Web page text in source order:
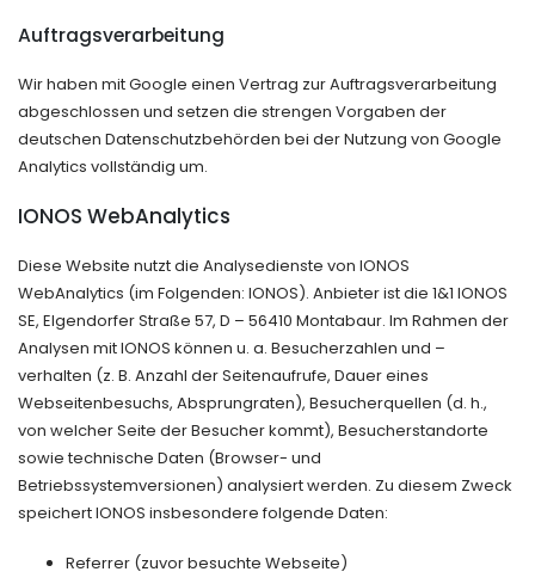
Auftragsverarbeitung
Wir haben mit Google einen Vertrag zur Auftragsverarbeitung
abgeschlossen und setzen die strengen Vorgaben der
deutschen Datenschutzbehörden bei der Nutzung von Google
Analytics vollständig um.
IONOS WebAnalytics
Diese Website nutzt die Analysedienste von IONOS
WebAnalytics (im Folgenden: IONOS). Anbieter ist die 1&1 IONOS
SE, Elgendorfer Straße 57, D – 56410 Montabaur. Im Rahmen der
Analysen mit IONOS können u. a. Besucherzahlen und –
verhalten (z. B. Anzahl der Seitenaufrufe, Dauer eines
Webseitenbesuchs, Absprungraten), Besucherquellen (d. h.,
von welcher Seite der Besucher kommt), Besucherstandorte
sowie technische Daten (Browser- und
Betriebssystemversionen) analysiert werden. Zu diesem Zweck
speichert IONOS insbesondere folgende Daten:
Referrer (zuvor besuchte Webseite)